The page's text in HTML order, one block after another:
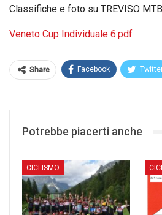
Classifiche e foto su TREVISO
Veneto Cup Individuale 6.pdf
Share Facebook
Potrebbe piacerti anche
CICLISMO